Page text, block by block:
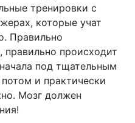
тренировки с
которые учат
Правильно
правильно происходит
под тщательным
и практически
Мозг должен